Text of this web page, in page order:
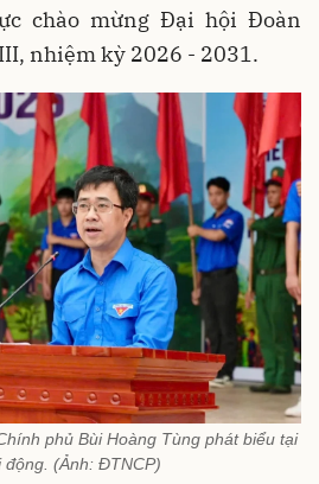
chào mừng Đại hội Đoàn
nhiệm kỳ 2026 - 2031.
phủ Bùi Hoàng Tùng phát biểu tại
động. (Ảnh: ĐTNCP)